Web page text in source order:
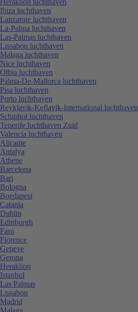
Ibiza luchthaven
Lanzarote luchthaven
La-Palma luchthaven
Las-Palmas luchthaven
Lissabon luchthaven
Malaga luchthaven
Nice luchthaven
Olbia luchthaven
Palma-De-Mallorca luchthaven
Pisa luchthaven
Porto luchthaven
Reykjavik-Keflavik-International luchthaven
Schiphol luchthaven
Tenerife luchthaven Zuid
Valencia luchthaven
Alicante
Antalya
Athene
Barcelona
Bari
Bologna
Boedapest
Catania
Dublin
Edinburgh
Faro
Florence
Geneve
Gerona
Heraklion
Istanbul
Las Palmas
Lissabon
Madrid
Malaga